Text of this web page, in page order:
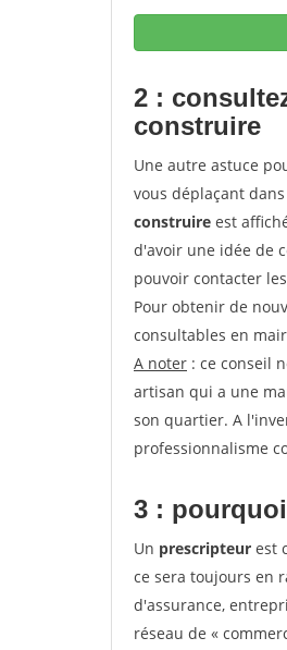
2 :
construire
Une autre astuce
vous déplaçant
construire est
d'avoir une idée de
pouvoir contacter
Pour obtenir de
consultables en
A noter : ce conseil
artisan qui a une
son quartier. A
professionnalisme
3 :
Un prescripteur est
ce sera toujours en
d'assurance,
réseau de «